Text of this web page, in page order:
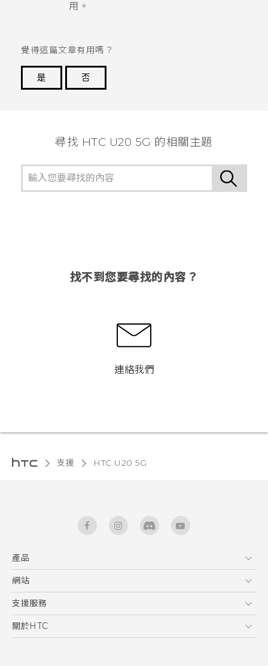
用。
覺得這篇文章有用嗎？
是
否
尋找 ‎HTC U20 5G 的相關主題
找不到您要尋找的內容？
連絡我們
支援 ‎HTC U20 5G‎
產品
5G
智能手機
區塊鍊手機
網站
HTC Dev
HTC Research
支援服務
服務中心
關於HTC